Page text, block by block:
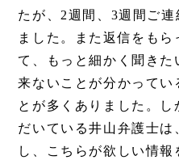
たが、2週間、3週間ご
ました。また返信をも
て、もっと細かく聞きた
来ないことが分かってい
とが多くありました。
だいている井山弁護士
し、こちらが欲しい情報